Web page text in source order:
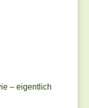
– eigentlich